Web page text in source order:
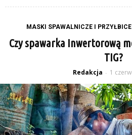
MASKI SPAWALNICZE I
Czy spawarka Inwertorową
TIG?
Redakcja - 1